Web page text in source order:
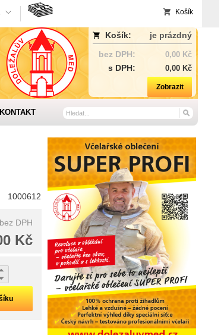
Košík
Košík:
je prázdný
bez DPH:
0,00 Kč
s DPH: 0,00 Kč
Zobrazit
KONTAKT
1000612
bez DPH
Kč